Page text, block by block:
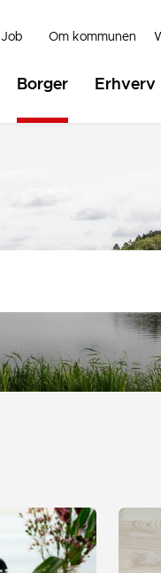
Job Om kommunen
Borger Erhverv